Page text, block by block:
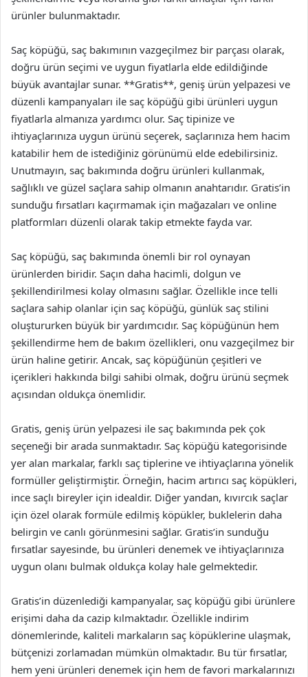
ürünler bulunmaktadır.
Saç köpüğü, saç bakımının vazgeçilmez bir parçası olarak,
doğru ürün seçimi ve uygun fiyatlarla elde edildiğinde
büyük avantajlar sunar. **Gratis**, geniş ürün yelpazesi ve
düzenli kampanyaları ile saç köpüğü gibi ürünleri uygun
fiyatlarla almanıza yardımcı olur. Saç tipinize ve
ihtiyaçlarınıza uygun ürünü seçerek, saçlarınıza hem hacim
katabilir hem de istediğiniz görünümü elde edebilirsiniz.
Unutmayın, saç bakımında doğru ürünleri kullanmak,
sağlıklı ve güzel saçlara sahip olmanın anahtarıdır. Gratis’in
sunduğu fırsatları kaçırmamak için mağazaları ve online
platformları düzenli olarak takip etmekte fayda var.
Saç köpüğü, saç bakımında önemli bir rol oynayan
ürünlerden biridir. Saçın daha hacimli, dolgun ve
şekillendirilmesi kolay olmasını sağlar. Özellikle ince telli
saçlara sahip olanlar için saç köpüğü, günlük saç stilini
oluştururken büyük bir yardımcıdır. Saç köpüğünün hem
şekillendirme hem de bakım özellikleri, onu vazgeçilmez bir
ürün haline getirir. Ancak, saç köpüğünün çeşitleri ve
içerikleri hakkında bilgi sahibi olmak, doğru ürünü seçmek
açısından oldukça önemlidir.
Gratis, geniş ürün yelpazesi ile saç bakımında pek çok
seçeneği bir arada sunmaktadır. Saç köpüğü kategorisinde
yer alan markalar, farklı saç tiplerine ve ihtiyaçlarına yönelik
formüller geliştirmiştir. Örneğin, hacim artırıcı saç köpükleri,
ince saçlı bireyler için idealdir. Diğer yandan, kıvırcık saçlar
için özel olarak formüle edilmiş köpükler, buklelerin daha
belirgin ve canlı görünmesini sağlar. Gratis’in sunduğu
fırsatlar sayesinde, bu ürünleri denemek ve ihtiyaçlarınıza
uygun olanı bulmak oldukça kolay hale gelmektedir.
Gratis’in düzenlediği kampanyalar, saç köpüğü gibi ürünlere
erişimi daha da cazip kılmaktadır. Özellikle indirim
dönemlerinde, kaliteli markaların saç köpüklerine ulaşmak,
bütçenizi zorlamadan mümkün olmaktadır. Bu tür fırsatlar,
hem yeni ürünleri denemek için hem de favori markalarınızı